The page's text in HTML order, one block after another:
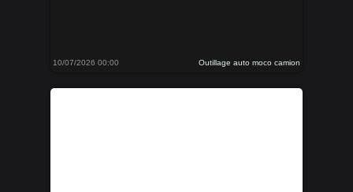
10/07/2026 00:00 Outillage auto moco camion